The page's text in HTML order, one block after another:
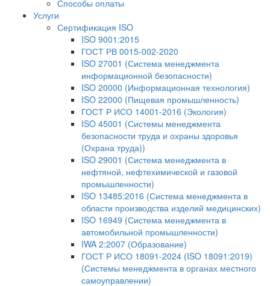
Способы оплаты
Услуги
Сертификация ISO
ISO 9001:2015
ГОСТ РВ 0015-002-2020
ISO 27001 (Система менеджмента
информационной безопасности)
ISO 20000 (Информационная технология)
ISO 22000 (Пищевая промышленность)
ГОСТ Р ИСО 14001-2016 (Экология)
ISO 45001 (Системы менеджмента
безопасности труда и охраны здоровья
(Охрана труда))
ISO 29001 (Система менеджмента в
нефтяной, нефтехимической и газовой
промышленности)
ISO 13485:2016 (Система менеджмента в
области производства изделий медицинских)
ISO 16949 (Система менеджмента в
автомобильной промышленности)
IWA 2:2007 (Образование)
ГОСТ Р ИСО 18091-2024 (ISO 18091:2019)
(Системы менеджмента в органах местного
самоуправлении)